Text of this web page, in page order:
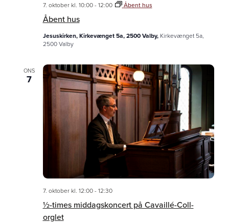
Åbent hus
7. oktober kl. 10:00-12:00 Åbent hus
Jesuskirken, Kirkevænget 5a, 2500 Valby, Kirkevænget 5a,
2500 Valby
ONS
7
½-times middagskoncert på Cavaillé-Coll-
orglet
7. oktober kl. 12:00-12:30